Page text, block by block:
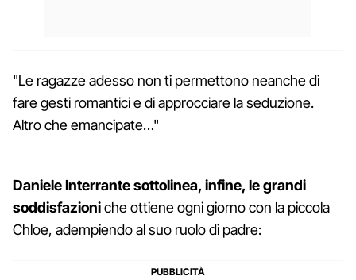
"Le ragazze adesso non ti permettono neanche di
fare gesti romantici e di approcciare la seduzione.
Altro che emancipate…"
Daniele Interrante sottolinea, infine, le grandi
soddisfazioniche ottiene ogni giorno con la piccola
Chloe, adempiendo al suo ruolo di padre: